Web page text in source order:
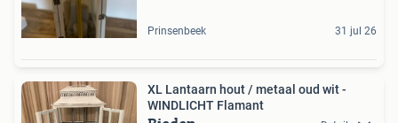
Prinsenbeek 31 jul 26
XL Lantaarn hout / metaal oud wit -
WINDLICHT Flamant